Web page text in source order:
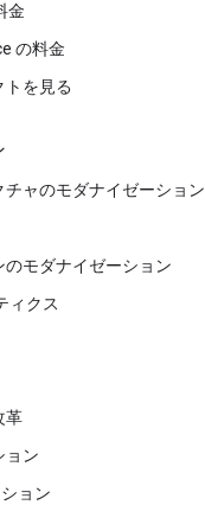
金
の料金
トを見る
チャのモダナイゼーション
のモダナイゼーション
ィクス
革
ョン
ョン